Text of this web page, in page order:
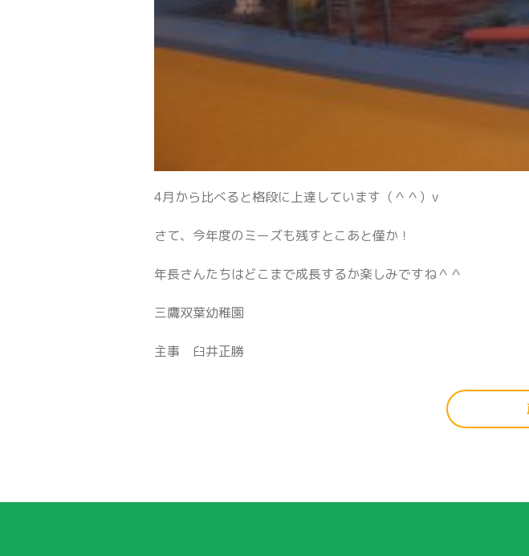
4月から比べると格段に上達しています（＾＾）v
さて、今年度のミーズも残すとこあと僅か！
年長さんたちはどこまで成長するか楽しみですね＾＾
三鷹双葉幼稚園
主事 臼井正勝